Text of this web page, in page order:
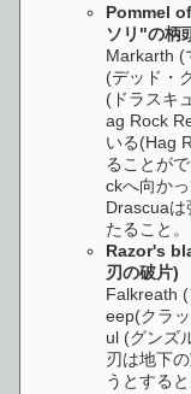
Pommel
ソリ"の柄
Markarth (
(デッド・
(ドラスキ
ag Rock
いる(Hag
ることが
ckへ向かっ
Drascua
たること。
Razor's
刃の破片)
Falkreath
eep(クラ
ul (グンズ
刃は地下
うとする